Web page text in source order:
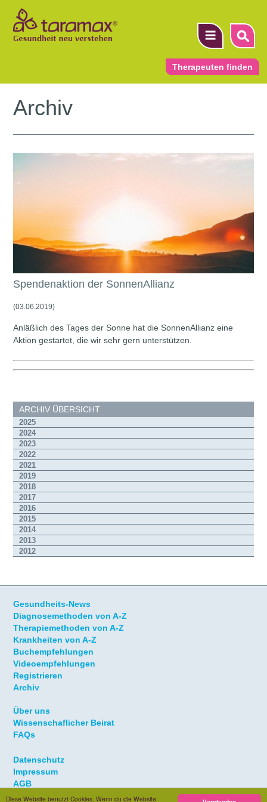
Diese Website benutzt Cookies. Wenn du die Website
Therapeuten finden
▼
Archiv
Spendenaktion der SonnenAllianz
(03.06.2019)
Anläßlich des Tages der Sonne hat die SonnenAllianz eine
Aktion gestartet, die wir sehr gern unterstützen.
ARCHIV ÜBERSICHT
2025
2024
2023
2022
2021
2019
2018
2017
2016
2015
2014
2013
2012
Gesundheits-News
Diagnosemethoden von A-Z
Therapiemethoden von A-Z
Krankheiten von A-Z
Buchempfehlungen
Videoempfehlungen
Registrieren
Archiv
Über uns
Wissenschaflicher Beirat
FAQs
Datenschutz
Impressum
AGB